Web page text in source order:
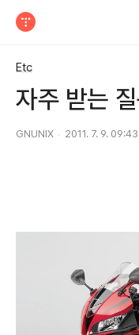
Etc
자주 받는
GNUNIX 2011. 7. 9. 09:43